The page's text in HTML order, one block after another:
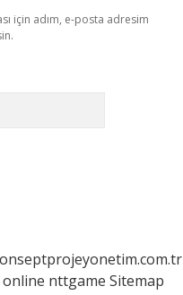
için adım, e-posta adresim
nttgame Sitemap